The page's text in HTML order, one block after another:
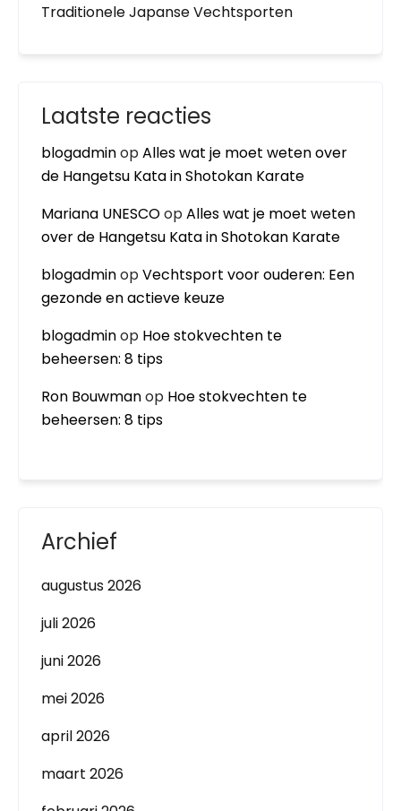
Traditionele Japanse Vechtsporten
Laatste reacties
blogadminopAlles wat je moet weten over
de Hangetsu Kata in Shotokan Karate
Mariana UNESCOopAlles wat je moet weten
over de Hangetsu Kata in Shotokan Karate
blogadminopVechtsport voor ouderen: Een
gezonde en actieve keuze
blogadminop Hoe stokvechten te
beheersen: 8 tips
Ron Bouwmanop Hoe stokvechten te
beheersen: 8 tips
Archief
augustus 2026
juli 2026
juni 2026
mei 2026
april 2026
maart 2026